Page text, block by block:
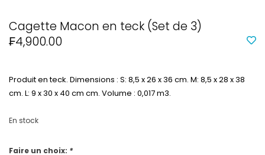
Cagette Macon en teck (Set de 3)
₣4,900.00
Produit en teck. Dimensions : S: 8,5 x 26 x 36 cm. M: 8,5 x 28 x 38
cm. L: 9 x 30 x 40 cm cm. Volume : 0,017 m3.
En stock
Faire un choix: *